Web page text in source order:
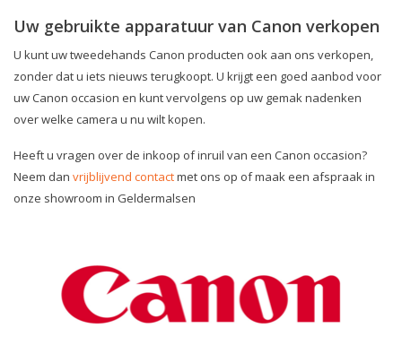
Uw gebruikte apparatuur van Canon verkopen
U kunt uw tweedehands Canon producten ook aan ons verkopen,
zonder dat u iets nieuws terugkoopt. U krijgt een goed aanbod voor
uw Canon occasion en kunt vervolgens op uw gemak nadenken
over welke camera u nu wilt kopen.
Heeft u vragen over de inkoop of inruil van een Canon occasion?
Neem dan vrijblijvend contactmet ons op of maak een afspraak in
onze showroom in Geldermalsen